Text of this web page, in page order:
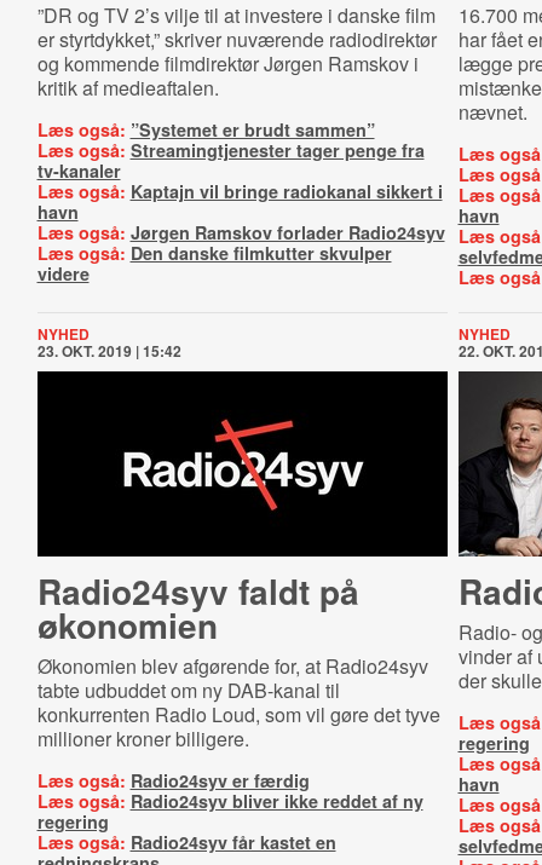
”DR og TV 2’s vilje til at investere i danske film
er styrtdykket,” skriver nuværende radiodirektør
og kommende filmdirektør Jørgen Ramskov i
kritik af medieaftalen.
Læs også: ”Systemet er brudt sammen”
Læs også: Streamingtjenester tager penge fra
tv-kanaler
Læs også: Kaptajn vil bringe radiokanal sikkert i
havn
Læs også: Jørgen Ramskov forlader Radio24syv
Læs også: Den danske filmkutter skvulper
videre
16.700
har fået
lægge
nævnet.
Læs
Læs
Læs
havn
Læs
Læs
NYHED
23. OKT. 2019 | 15:42
Radio24syv faldt på
økonomien
Økonomien blev afgørende for, at Radio24syv
tabte udbuddet om ny DAB-kanal til
konkurrenten Radio Loud, som vil gøre det tyve
millioner kroner billigere.
Læs også: Radio24syv er færdig
Læs også: Radio24syv bliver ikke reddet af ny
regering
Læs også: Radio24syv får kastet en
NYHED
22. OKT.
Radio-
vinder af
der
Læs
regering
Læs
havn
Læs
Læs